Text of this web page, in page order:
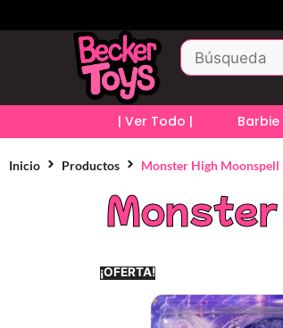
| Ver Todo | Barbie
Inicio Productos Monster High Moonspell
¡OFERTA!